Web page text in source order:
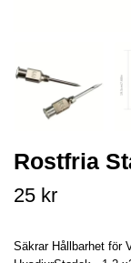
Rostfria
25 kr
Säkrar Hållbarhet för